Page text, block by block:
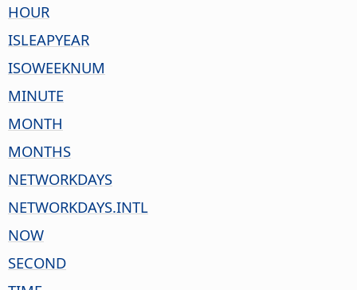
HOUR
ISLEAPYEAR
ISOWEEKNUM
MINUTE
MONTH
MONTHS
NETWORKDAYS
NETWORKDAYS.INTL
NOW
SECOND